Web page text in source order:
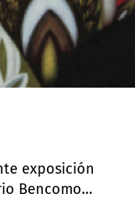
exposición
Bencomo